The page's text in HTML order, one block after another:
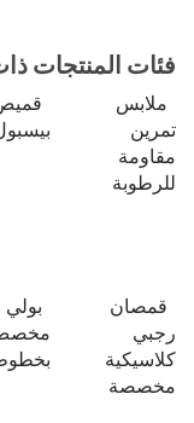
فئات المنتجات
ملابس
تمرين
مقاومة
للرطوبة
قمصان
رجبي
كلاسيكية
مخصصة